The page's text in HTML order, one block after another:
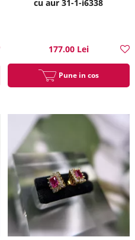
cu aur 31-1-i6338
177.00 Lei
Pune in cos